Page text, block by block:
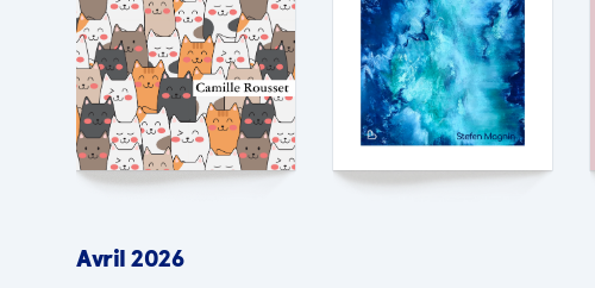
Avril 2026